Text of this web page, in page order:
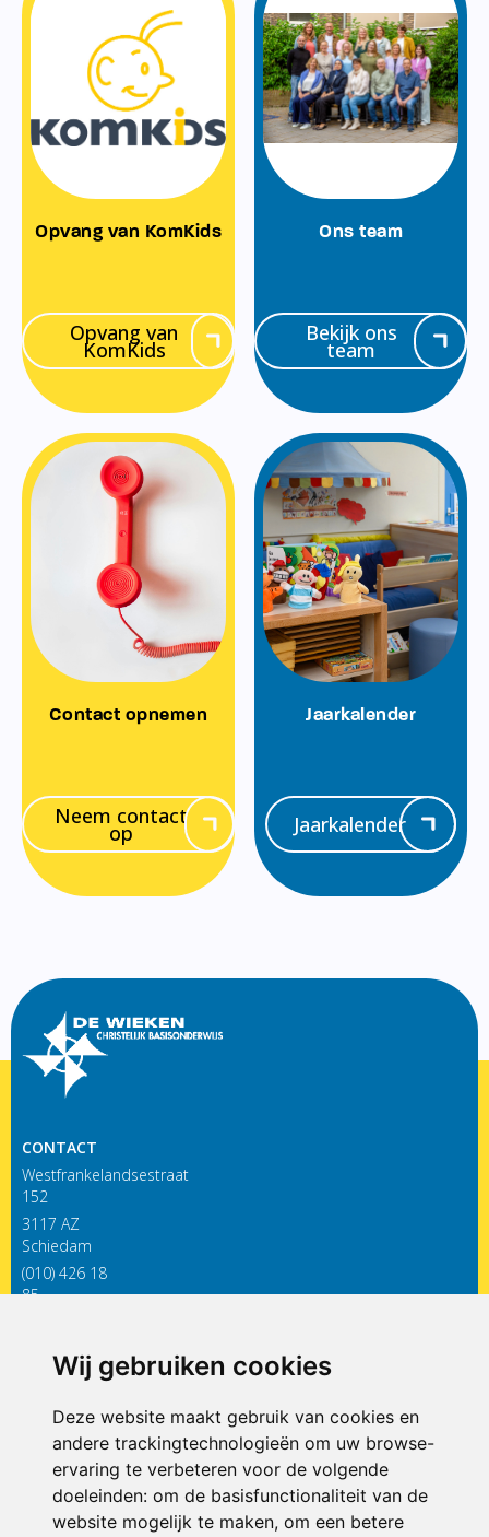
Wij gebruiken cookies
Deze website maakt gebruik van cookies en
andere trackingtechnologieën om uw browse-
ervaring te verbeteren voor de volgende
doeleinden: om de basisfunctionaliteit van de
website mogelijk te maken, om een betere
Opvang van KomKids
Opvang van
KomKids
Ons team
Bekijk ons
team
Contact opnemen
Neem contact
op
Jaarkalender
Jaarkalender
CONTACT
Westfrankelandsestraat
152
3117 AZ
Schiedam
(010) 426 18
85
ONDERDEEL VAN